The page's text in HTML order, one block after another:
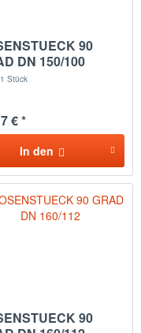
90
DN 150/100
1 Stück
€ *
In den
90